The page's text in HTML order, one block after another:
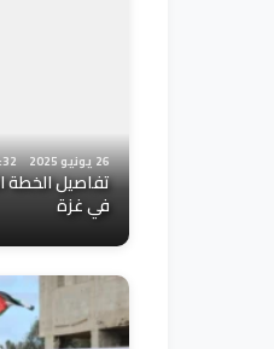
26 يونيو 2025
تفاصيل الخطة
في غزة